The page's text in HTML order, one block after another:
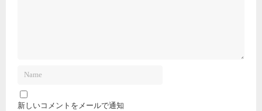
新しいコメントをメールで通知